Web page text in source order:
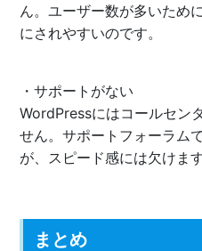
ん。ユーザー数が多いため
にされやすいのです。
・サポートがない
WordPressにはコールセン
せん。サポートフォーラム
が、スピード感には欠けます
まとめ